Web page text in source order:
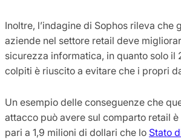
Inoltre, l’indagine di Sophos rileva che
aziende nel settore retail deve
sicurezza informatica, in quanto solo il
colpiti è riuscito a evitare che i propri
Un esempio delle conseguenze che
attacco può avere sul comparto retail
pari a 1,9 milioni di dollari che lo Stato